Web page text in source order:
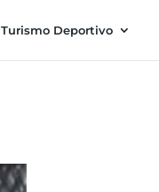
Turismo Deportivo